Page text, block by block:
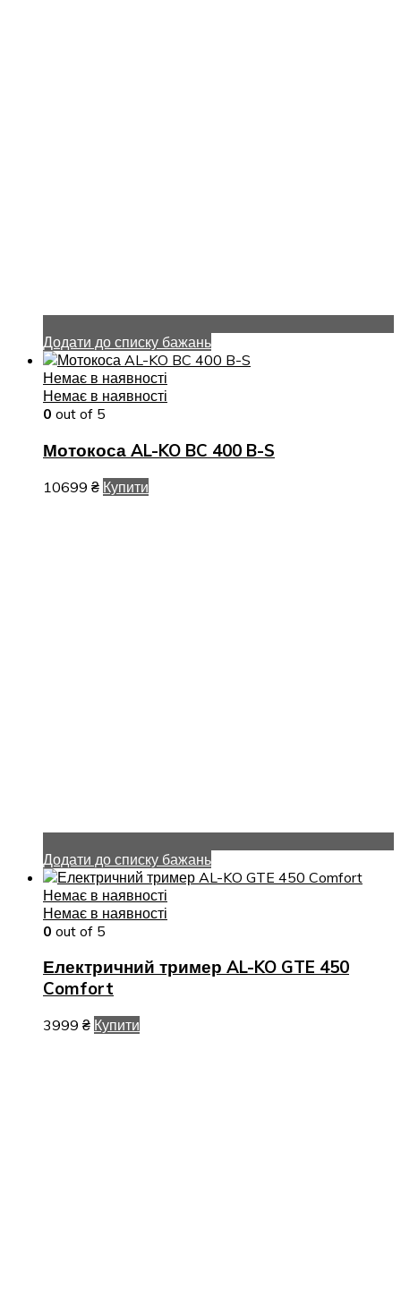
Додати до списку бажань
Немає в наявності
Немає в наявності
0 out of 5
Мотокоса AL-KO BC 400 B-S
10699 ₴ Купити
Додати до списку бажань
Немає в наявності
Немає в наявності
0 out of 5
Електричний тример AL-KO GTE 450
Comfort
3999 ₴ Купити